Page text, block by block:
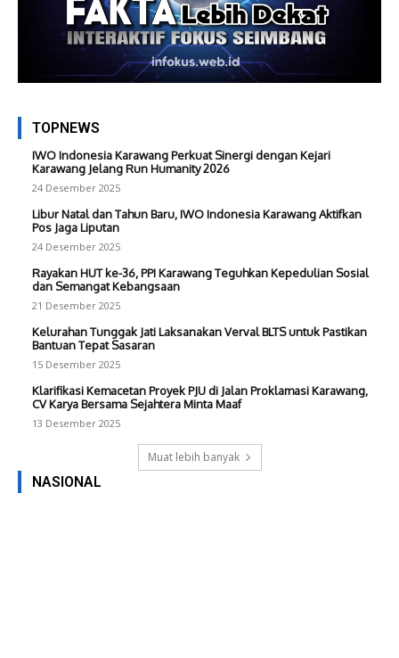
TOPNEWS
IWO Indonesia Karawang Perkuat Sinergi dengan Kejari
Karawang Jelang Run Humanity 2026
24 Desember 2025
Libur Natal dan Tahun Baru, IWO Indonesia Karawang Aktifkan
Pos Jaga Liputan
24 Desember 2025
Rayakan HUT ke-36, PPI Karawang Teguhkan Kepedulian Sosial
dan Semangat Kebangsaan
21 Desember 2025
Kelurahan Tunggak Jati Laksanakan Verval BLTS untuk Pastikan
Bantuan Tepat Sasaran
15 Desember 2025
Klarifikasi Kemacetan Proyek PJU di Jalan Proklamasi Karawang,
CV Karya Bersama Sejahtera Minta Maaf
13 Desember 2025
Muat lebih banyak
NASIONAL